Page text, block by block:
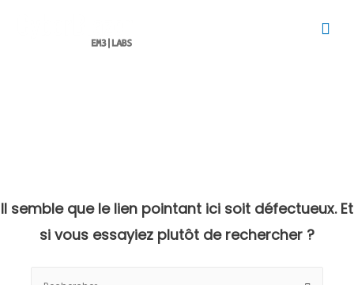
Il semble que le lien pointant ici soit défectueux. Et
si vous essayiez plutôt de rechercher ?